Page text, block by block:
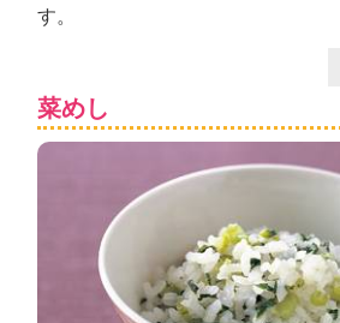
す。
菜めし